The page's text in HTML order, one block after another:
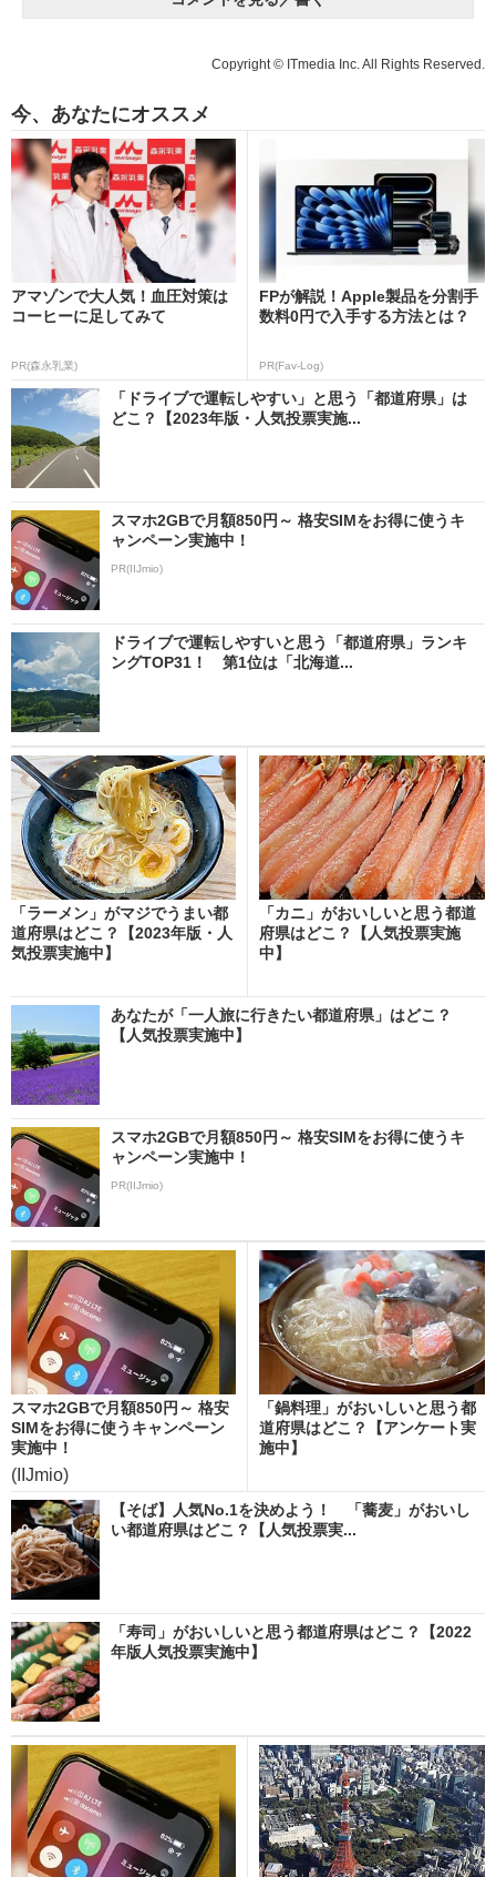
Copyright © ITmedia Inc. All Rights Reserved.
今、あなたにオススメ
アマゾンで大人気！血圧対策は
コーヒーに足してみて
PR(森永乳業)
FPが解説！Apple製品を分割手
数料0円で入手する方法とは？
PR(Fav-Log)
「ドライブで運転しやすい」と思う「都道府県」は
どこ？【2023年版・人気投票実施...
スマホ2GBで月額850円～ 格安SIMをお得に使うキ
ャンペーン実施中！
PR(IIJmio)
ドライブで運転しやすいと思う「都道府県」ランキ
ングTOP31！ 第1位は「北海道...
「ラーメン」がマジでうまい都
道府県はどこ？【2023年版・人
気投票実施中】
「カニ」がおいしいと思う都道
府県はどこ？【人気投票実施
中】
あなたが「一人旅に行きたい都道府県」はどこ？
【人気投票実施中】
スマホ2GBで月額850円～ 格安SIMをお得に使うキ
ャンペーン実施中！
PR(IIJmio)
スマホ2GBで月額850円～ 格安
SIMをお得に使うキャンペーン
実施中！
(IIJmio)
「鍋料理」がおいしいと思う都
道府県はどこ？【アンケート実
施中】
【そば】人気No.1を決めよう！ 「蕎麦」がおいし
い都道府県はどこ？【人気投票実...
「寿司」がおいしいと思う都道府県はどこ？【2022
年版人気投票実施中】